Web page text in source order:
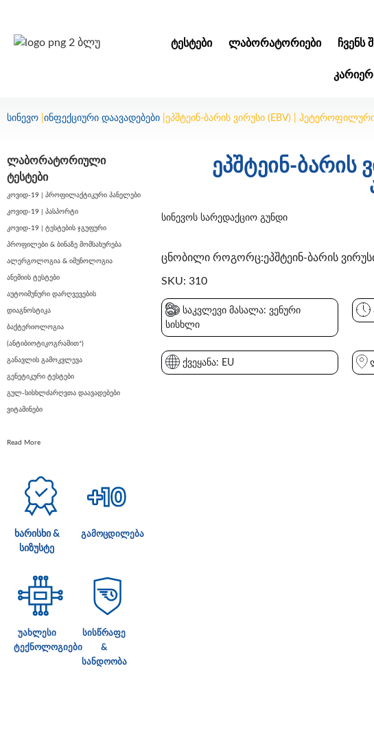
ᲢᲔᲡᲢᲔᲑᲘ ᲚᲐᲑᲝᲠᲐᲢᲝᲠᲘᲔᲑᲘ ᲩᲕᲔᲜᲡ
სინევო ინფექციური დაავადებები ეპშტეინ-ბარის ვირუსი (EBV) |
ლაბორატორიული
ტესტები
კოვიდ-19 | პროფილაქტიკური პანელები
კოვიდ-19 | პასპორტი
კოვიდ-19 | ტესტების ჯგუფური
პროფილები & ბინაზე მომსახურება
ალერგოლოგია & იმუნოლოგია
ანემიის ტესტები
აუტოიმუნური დარღვევების
დიაგნოსტიკა
ბაქტერიოლოგია
(ანტიბიოტიკოგრამით*)
განავლის გამოკვლევა
გენეტიკური ტესტები
გულ-სისხლძარღვთა დაავადებები
ვიტამინები
Read More
ხარისხი &
სიზუსტე
გამოცდილება
უახლესი
ტექნოლოგიები
სისწრაფე
&
სანდოობა
ეპშტეინ-ბარის
სინევოს სარედაქციო გუნდი
ცნობილი როგორც:ეპშტეინ-ბარის
SKU: 310
საკვლევი მასალა: ვენური
სისხლი
ქვეყანა: EU